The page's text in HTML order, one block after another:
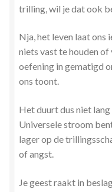
Webshop
Wie ben ik
Winkel
Winkelwagen
Zielsgeoriënteerde
trilling, wil je dat ook
Nja, het leven laat ons
niets vast te houden
oefening in gematigd
ons toont.
Het duurt dus niet
Universele stroom
lager op de
of angst.
Je geest raakt in